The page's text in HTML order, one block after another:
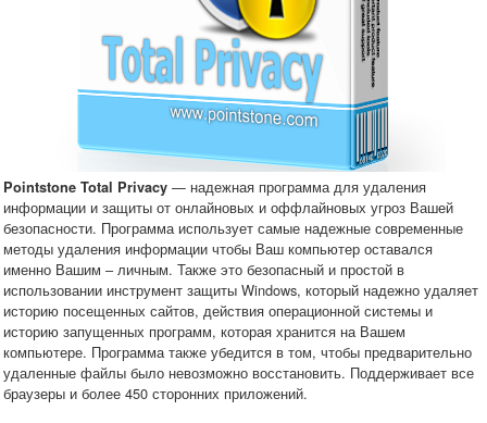
Pointstone Total Privacy — надежная программа для удаления
информации и защиты от онлайновых и оффлайновых угроз Вашей
безопасности. Программа использует самые надежные современные
методы удаления информации чтобы Ваш компьютер оставался
именно Вашим – личным. Также это безопасный и простой в
использовании инструмент защиты Windows, который надежно удаляет
историю посещенных сайтов, действия операционной системы и
историю запущенных программ, которая хранится на Вашем
компьютере. Программа также убедится в том, чтобы предварительно
удаленные файлы было невозможно восстановить. Поддерживает все
браузеры и более 450 сторонних приложений.